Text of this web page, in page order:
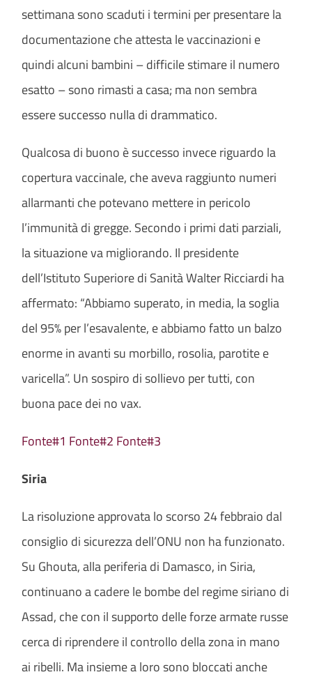
settimana sono scaduti i termini per presentare la
documentazione che attesta le vaccinazioni e
quindi alcuni bambini – difficile stimare il numero
esatto – sono rimasti a casa; ma non sembra
essere successo nulla di drammatico.
Qualcosa di buono è successo invece riguardo la
copertura vaccinale, che aveva raggiunto numeri
allarmanti che potevano mettere in pericolo
l’immunità di gregge. Secondo i primi dati parziali,
la situazione va migliorando. Il presidente
dell’Istituto Superiore di Sanità Walter Ricciardi ha
affermato: “Abbiamo superato, in media, la soglia
del 95% per l’esavalente, e abbiamo fatto un balzo
enorme in avanti su morbillo, rosolia, parotite e
varicella”. Un sospiro di sollievo per tutti, con
buona pace dei no vax.
Fonte#1 Fonte#2 Fonte#3
Siria
La risoluzione approvata lo scorso 24 febbraio dal
consiglio di sicurezza dell’ONU non ha funzionato.
Su Ghouta, alla periferia di Damasco, in Siria,
continuano a cadere le bombe del regime siriano di
Assad, che con il supporto delle forze armate russe
cerca di riprendere il controllo della zona in mano
ai ribelli. Ma insieme a loro sono bloccati anche